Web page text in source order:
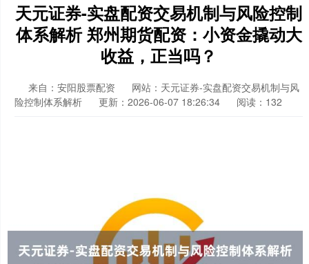
天元证券-实盘配资交易机制与风险控制
体系解析 郑州期货配资：小资金撬动大
收益，正当吗？
来自：安阳股票配资
网站：天元证券-实盘配资交易机制与风
险控制体系解析
更新：2026-06-07 18:26:34 阅读：132